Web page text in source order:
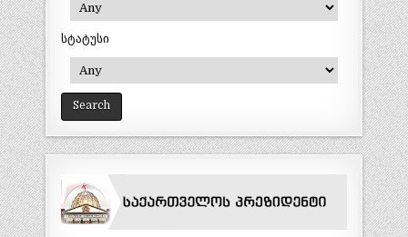
სტატუსი